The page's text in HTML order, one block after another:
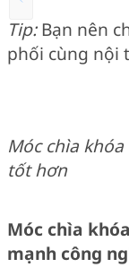
Tip:Bạn nên
phối cùng nội
Móc chìa
tốt hơn
Móc chìa
mạnh công